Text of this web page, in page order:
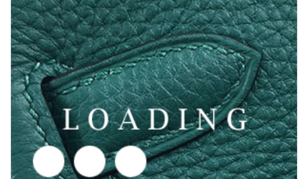
5477789/hodinky z PATEK PHILIPPE
Cena poptávka